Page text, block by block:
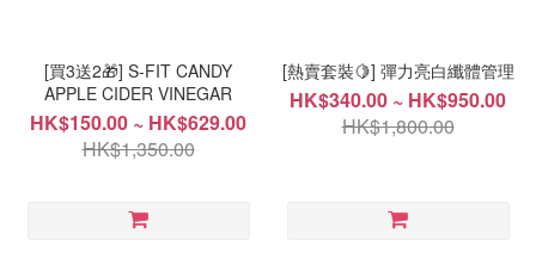
[買3送2🎁] S-FIT CANDY
APPLE CIDER VINEGAR
HK$150.00 ~ HK$629.00
HK$1,350.00
[熱賣套裝🍋] 彈力亮白纖體管理
HK$340.00 ~ HK$950.00
HK$1,800.00